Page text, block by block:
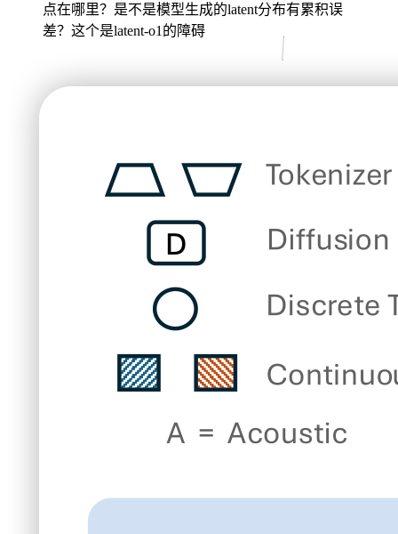
点在哪里？是不是模型生成的latent分布有累积误
差？这个是latent-o1的障碍